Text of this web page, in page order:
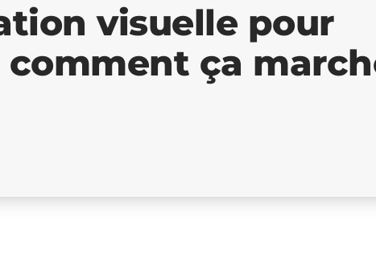
visuelle pour
ça